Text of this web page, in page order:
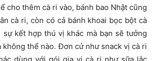
cho thêm cà ri vào, bánh bao Nhật cũng
cà ri, còn có cả bánh khoai bọc bột cà
sự kết hợp thú vị khác mà bạn sẽ tưởng
thể nào. Đơn cử như snack vị cà ri